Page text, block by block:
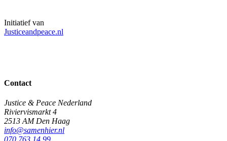
Initiatief van
Justiceandpeace.nl
Contact
Justice & Peace Nederland
Riviervismarkt 4
2513 AM Den Haag
info@samenhier.nl